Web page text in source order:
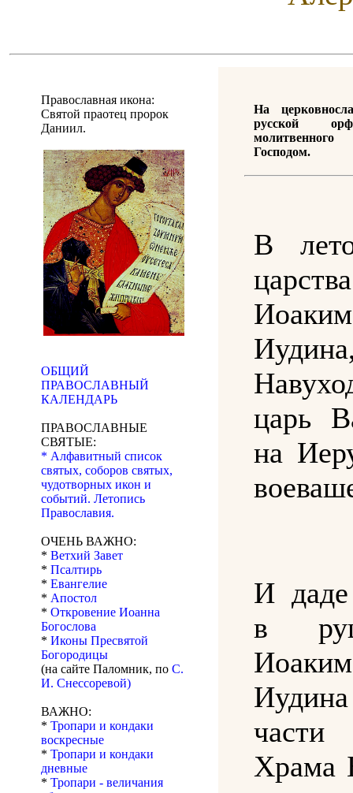
Православная икона:
Святой праотец пророк
Даниил.
ОБЩИЙ
ПРАВОСЛАВНЫЙ
КАЛЕНДАРЬ
ПРАВОСЛАВНЫЕ
СВЯТЫЕ:
* Алфавитный список
святых, соборов святых,
чудотворных икон и
событий. Летопись
Православия.
ОЧЕНЬ ВАЖНО:
* Ветхий Завет
* Псалтирь
* Евангелие
* Апостол
* Откровение Иоанна
Богослова
* Иконы Пресвятой
Богородицы
(на сайте Паломник, по С.
И. Снессоревой)
ВАЖНО:
* Тропари и кондаки
воскресные
* Тропари и кондаки
дневные
* Тропари - величания
На
русской
Господом.
В
царства
царь
на
И даде
в
части
Храма